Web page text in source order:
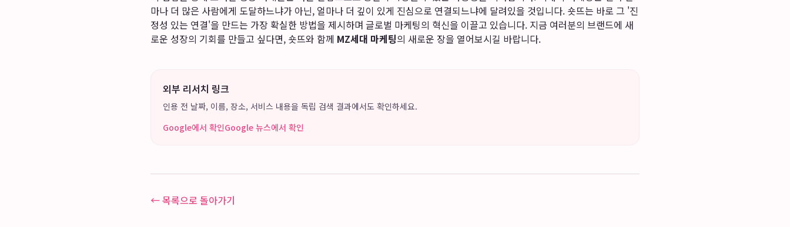
마나 더 많은 사람에게 도달하느냐가 아닌, 얼마나 더 깊이 있게 진심으로 연결되느냐에 달려있을 것입니다. 숏뜨는 바로 그 '진
정성 있는 연결'을 만드는 가장 확실한 방법을 제시하며 글로벌 마케팅의 혁신을 이끌고 있습니다. 지금 여러분의 브랜드에 새
로운 성장의 기회를 만들고 싶다면, 숏뜨와 함께 MZ세대 마케팅의 새로운 장을 열어보시길 바랍니다.
외부 리서치 링크
인용 전 날짜, 이름, 장소, 서비스 내용을 독립 검색 결과에서도 확인하세요.
Google에서 확인Google 뉴스에서 확인
← 목록으로 돌아가기